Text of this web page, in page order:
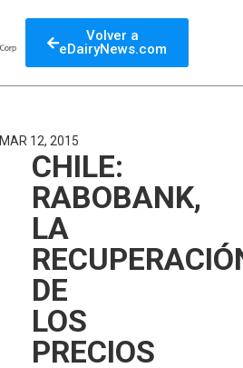
Volver a
eDairyNews.com
MAR 12, 2015
CHILE:
RABOBANK,
LA
DE
LOS
PRECIOS